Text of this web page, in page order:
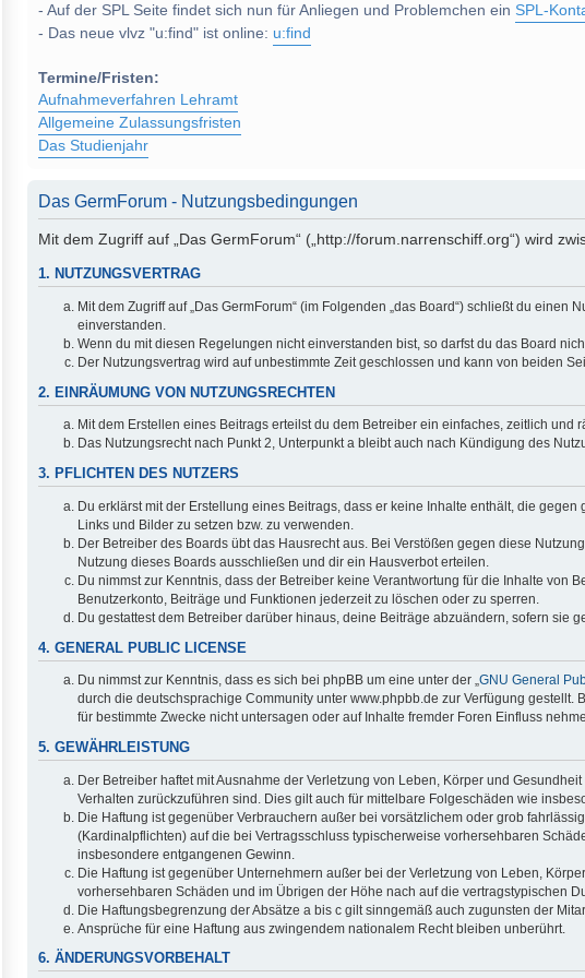
- Auf der SPL Seite findet sich nun für Anliegen und Problemchen ein SPL-
- Das neue vlvz "u:find" ist online: u:find
Termine/Fristen:
Aufnahmeverfahren Lehramt
Allgemeine Zulassungsfristen
Das Studienjahr
Das GermForum - Nutzungsbedingungen
Mit dem Zugriff auf „Das GermForum“ („http://forum.narrenschiff.org“) wird
1. NUTZUNGSVERTRAG
Mit dem Zugriff auf „Das GermForum“ (im Folgenden „das Board“) schließt du
einverstanden.
Wenn du mit diesen Regelungen nicht einverstanden bist, so darfst du das Board
Der Nutzungsvertrag wird auf unbestimmte Zeit geschlossen und kann von beiden
2. EINRÄUMUNG VON NUTZUNGSRECHTEN
Mit dem Erstellen eines Beitrags erteilst du dem Betreiber ein einfaches, zeitlich
Das Nutzungsrecht nach Punkt 2, Unterpunkt a bleibt auch nach Kündigung des
3. PFLICHTEN DES NUTZERS
Du erklärst mit der Erstellung eines Beitrags, dass er keine Inhalte enthält, die
Links und Bilder zu setzen bzw. zu verwenden.
Der Betreiber des Boards übt das Hausrecht aus. Bei Verstößen gegen diese
Nutzung dieses Boards ausschließen und dir ein Hausverbot erteilen.
Du nimmst zur Kenntnis, dass der Betreiber keine Verantwortung für die Inhalte von
Benutzerkonto, Beiträge und Funktionen jederzeit zu löschen oder zu sperren.
Du gestattest dem Betreiber darüber hinaus, deine Beiträge abzuändern, sofern sie
4. GENERAL PUBLIC LICENSE
Du nimmst zur Kenntnis, dass es sich bei phpBB um eine unter der „GNU General
durch die deutschsprachige Community unter www.phpbb.de zur Verfügung
für bestimmte Zwecke nicht untersagen oder auf Inhalte fremder Foren Einfluss
5. GEWÄHRLEISTUNG
Der Betreiber haftet mit Ausnahme der Verletzung von Leben, Körper und
Verhalten zurückzuführen sind. Dies gilt auch für mittelbare Folgeschäden wie
Die Haftung ist gegenüber Verbrauchern außer bei vorsätzlichem oder grob
(Kardinalpflichten) auf die bei Vertragsschluss typischerweise vorhersehbaren
insbesondere entgangenen Gewinn.
Die Haftung ist gegenüber Unternehmern außer bei der Verletzung von Leben,
vorhersehbaren Schäden und im Übrigen der Höhe nach auf die vertragstypischen
Die Haftungsbegrenzung der Absätze a bis c gilt sinngemäß auch zugunsten der
Ansprüche für eine Haftung aus zwingendem nationalem Recht bleiben unberührt.
6. ÄNDERUNGSVORBEHALT